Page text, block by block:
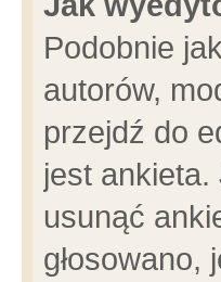
Podobnie
autorów,
przejdź do
jest ankieta.
usunąć